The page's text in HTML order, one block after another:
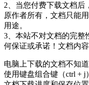
2、当您付费下载文档后
原作者所有，文档只能
用途。
3、本站不对文档的完整
何保证或承诺！文档内
电脑上下载的文档不知
使用键盘组合键（ctrl +